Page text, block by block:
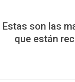
Estas son las
que están